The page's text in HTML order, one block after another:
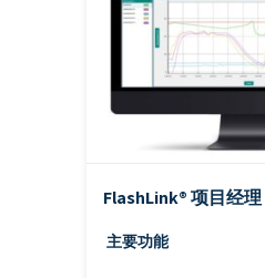
FlashLink® 项目经理
主要功能